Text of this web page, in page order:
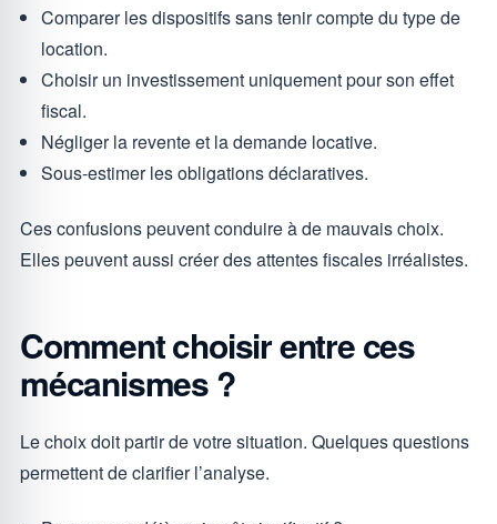
Comparer les dispositifs sans tenir compte du type de
location.
Choisir un investissement uniquement pour son effet
fiscal.
Négliger la revente et la demande locative.
Sous-estimer les obligations déclaratives.
Ces confusions peuvent conduire à de mauvais choix.
Elles peuvent aussi créer des attentes fiscales irréalistes.
Comment choisir entre ces
mécanismes ?
Le choix doit partir de votre situation. Quelques questions
permettent de clarifier l’analyse.